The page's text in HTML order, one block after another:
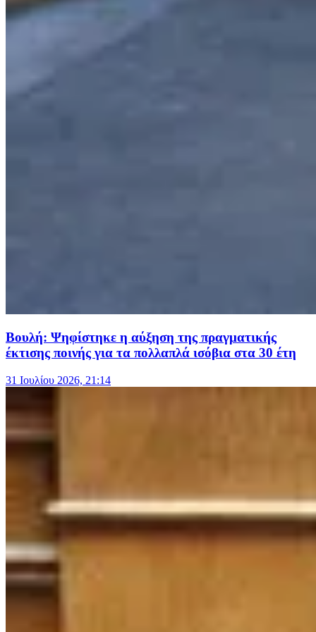
Βουλή: Ψηφίστηκε η αύξηση της πραγματικής
έκτισης ποινής για τα πολλαπλά ισόβια στα 30 έτη
31 Ιουλίου 2026, 21:14